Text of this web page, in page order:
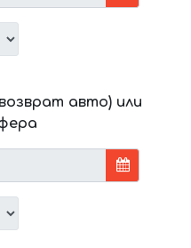
авто) или